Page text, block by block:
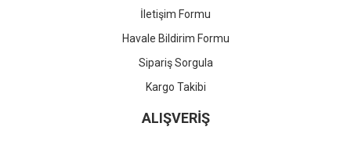
İletişim Formu
Havale Bildirim Formu
Sipariş Sorgula
Kargo Takibi
ALIŞVERİŞ